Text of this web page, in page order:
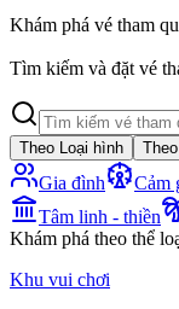
Khám phá vé tham
Tìm kiếm và đặt vé
Theo Loại hình
Gia đình Cảm
Tâm linh - thiền
Khám phá theo thể
Khu vui chơi